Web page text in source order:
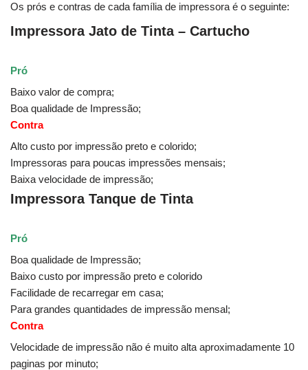
Os prós e contras de cada família de impressora é o seguinte:
Impressora Jato de Tinta – Cartucho
Pró
Baixo valor de compra;
Boa qualidade de Impressão;
Contra
Alto custo por impressão preto e colorido;
Impressoras para poucas impressões mensais;
Baixa velocidade de impressão;
Impressora Tanque de Tinta
Pró
Boa qualidade de Impressão;
Baixo custo por impressão preto e colorido
Facilidade de recarregar em casa;
Para grandes quantidades de impressão mensal;
Contra
Velocidade de impressão não é muito alta aproximadamente 10
paginas por minuto;